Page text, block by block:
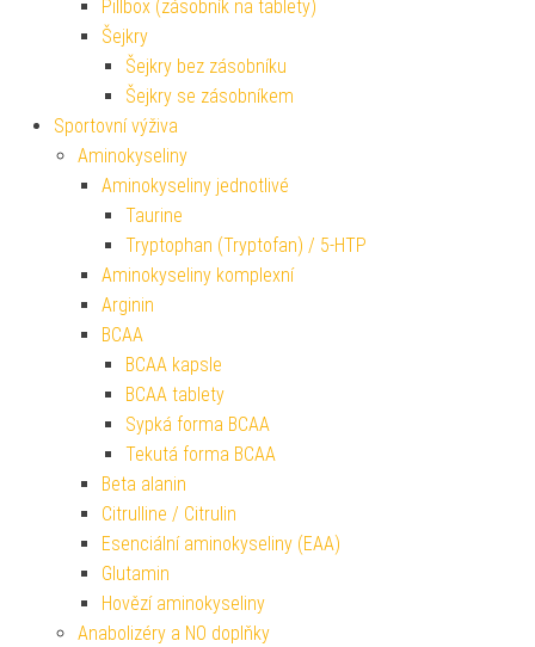
Pillbox (zásobník na tablety)
Šejkry
Šejkry bez zásobníku
Šejkry se zásobníkem
Sportovní výživa
Aminokyseliny
Aminokyseliny jednotlivé
Taurine
Tryptophan (Tryptofan) / 5-HTP
Aminokyseliny komplexní
Arginin
BCAA
BCAA kapsle
BCAA tablety
Sypká forma BCAA
Tekutá forma BCAA
Beta alanin
Citrulline / Citrulin
Esenciální aminokyseliny (EAA)
Glutamin
Hovězí aminokyseliny
Anabolizéry a NO doplňky